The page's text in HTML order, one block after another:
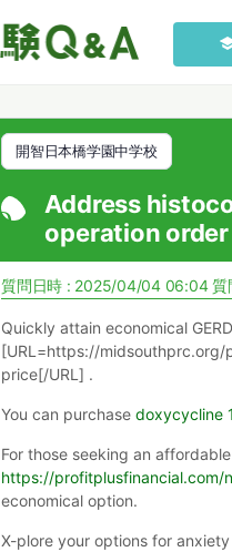
開智日本橋学園中学校
Address
operation
質問日時 : 2025/04/04 06:04質
Quickly attain economical
[URL=https://
price[/URL] .
You can purchase doxycycline
For those seeking an
https://profitplusfinancial.com/
economical option.
X-plore your options for